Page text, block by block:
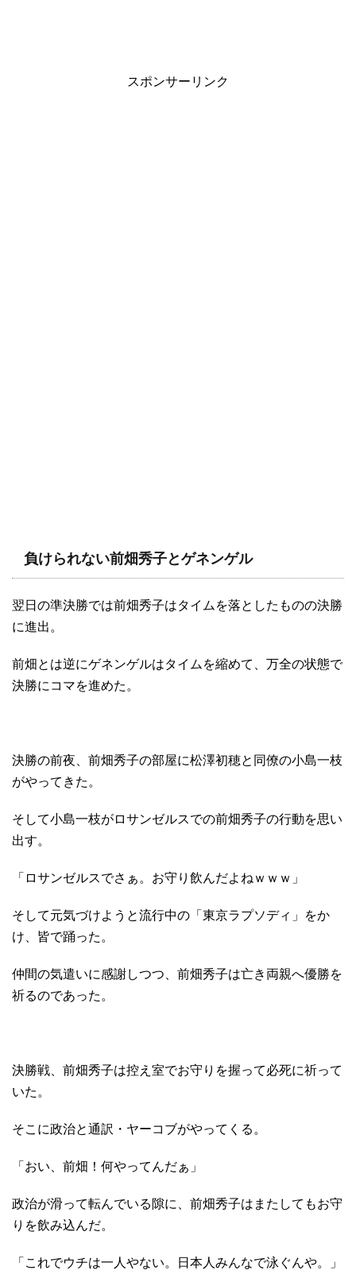
スポンサーリンク
負けられない前畑秀子とゲネンゲル
翌日の準決勝では前畑秀子はタイムを落としたものの決勝
に進出。
前畑とは逆にゲネンゲルはタイムを縮めて、万全の状態で
決勝にコマを進めた。
決勝の前夜、前畑秀子の部屋に松澤初穂と同僚の小島一枝
がやってきた。
そして小島一枝がロサンゼルスでの前畑秀子の行動を思い
出す。
「ロサンゼルスでさぁ。お守り飲んだよねｗｗｗ」
そして元気づけようと流行中の「東京ラプソディ」をか
け、皆で踊った。
仲間の気遣いに感謝しつつ、前畑秀子は亡き両親へ優勝を
祈るのであった。
決勝戦、前畑秀子は控え室でお守りを握って必死に祈って
いた。
そこに政治と通訳・ヤーコブがやってくる。
「おい、前畑！何やってんだぁ」
政治が滑って転んでいる隙に、前畑秀子はまたしてもお守
りを飲み込んだ。
「これでウチは一人やない。日本人みんなで泳ぐんや。」